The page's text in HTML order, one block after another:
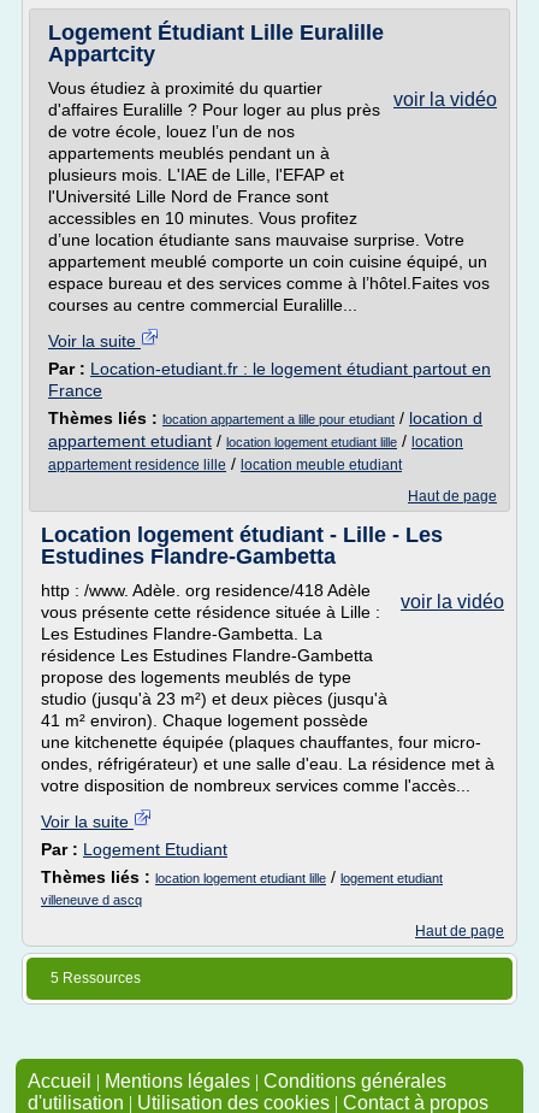
Logement Étudiant Lille Euralille
Appartcity
voir la vidéo
Vous étudiez à proximité du quartier
d'affaires Euralille ? Pour loger au plus près
de votre école, louez l’un de nos
appartements meublés pendant un à
plusieurs mois. L'IAE de Lille, l'EFAP et
l'Université Lille Nord de France sont
accessibles en 10 minutes. Vous profitez
d’une location étudiante sans mauvaise surprise. Votre
appartement meublé comporte un coin cuisine équipé, un
espace bureau et des services comme à l’hôtel.Faites vos
courses au centre commercial Euralille...
Voir la suite
Par : Location-etudiant.fr : le logement étudiant partout en
France
Thèmes liés : location appartement a lille pour etudiant / location d
appartement etudiant / location logement etudiant lille / location
appartement residence lille / location meuble etudiant
Haut de page
Location logement étudiant - Lille - Les
Estudines Flandre-Gambetta
voir la vidéo
http : /www. Adèle. org residence/418 Adèle
vous présente cette résidence située à Lille :
Les Estudines Flandre-Gambetta. La
résidence Les Estudines Flandre-Gambetta
propose des logements meublés de type
studio (jusqu'à 23 m²) et deux pièces (jusqu'à
41 m² environ). Chaque logement possède
une kitchenette équipée (plaques chauffantes, four micro-
ondes, réfrigérateur) et une salle d'eau. La résidence met à
votre disposition de nombreux services comme l'accès...
Voir la suite
Par : Logement Etudiant
Thèmes liés : location logement etudiant lille / logement etudiant
villeneuve d ascq
Haut de page
5 Ressources
Accueil | Mentions légales | Conditions générales
d'utilisation | Utilisation des cookies | Contact à propos